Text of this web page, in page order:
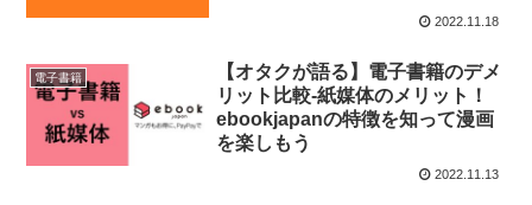
2022.11.18
電子書籍
【オタクが語る】電子書籍のデメ
リット比較-紙媒体のメリット！
ebookjapanの特徴を知って漫画
を楽しもう
2022.11.13